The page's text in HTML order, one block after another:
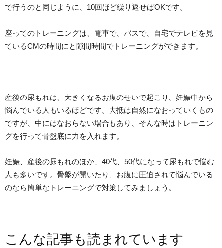
で行うのと同じように、10回ほど繰り返せばOKです。
座ってのトレーニングは、電車で、バスで、自宅でテレビを見
ているCMの時間にと隙間時間でトレーニングができます。
産後の尿もれは、大きくなるお腹のせいで起こり、妊娠中から
悩んでいる人もいるほどです。大抵は自然になおっていくもの
ですが、中にはなおらない場合もあり、そんな時はトレーニン
グを行って骨盤底に力を入れます。
妊娠、産後の尿もれのほか、40代、50代になって尿もれで悩む
人も多いです。骨盤が開いたり、お腹に圧迫されて悩んでいる
のなら簡単なトレーニングで対策してみましょう。
こんな記事も読まれています